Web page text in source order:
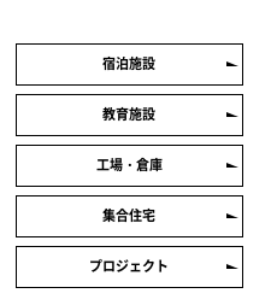
宿泊施設
教育施設
工場・倉庫
集合住宅
プロジェクト